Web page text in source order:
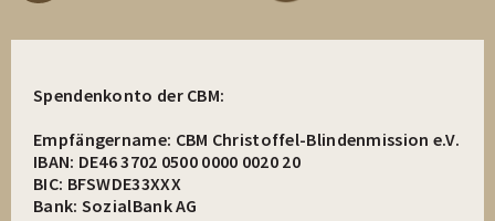
Spendenkonto der CBM:
Empfängername: CBM Christoffel-Blindenmission e.V.
IBAN: DE46 3702 0500 0000 0020 20
BIC: BFSWDE33XXX
Bank: SozialBank AG